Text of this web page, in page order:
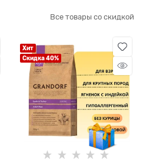
Все товары со скидкой
Хит
Скидка 40%